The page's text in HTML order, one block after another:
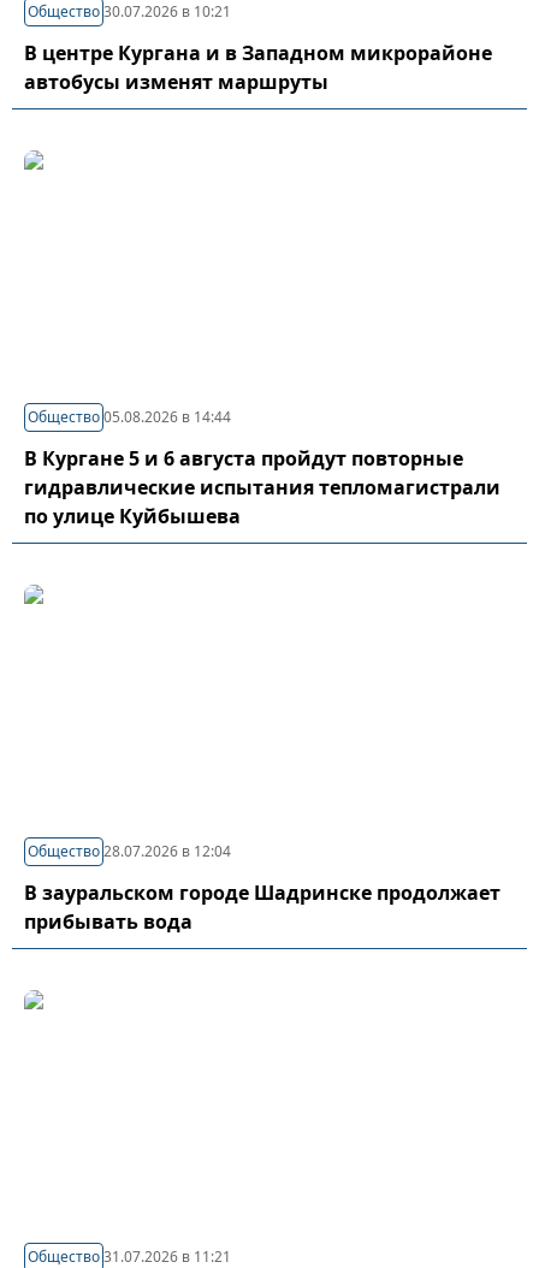
Общество30.07.2026 в 10:21
В центре Кургана и в Западном микрорайоне
автобусы изменят маршруты
Общество05.08.2026 в 14:44
В Кургане 5 и 6 августа пройдут повторные
гидравлические испытания тепломагистрали
по улице Куйбышева
Общество28.07.2026 в 12:04
В зауральском городе Шадринске продолжает
прибывать вода
Общество31.07.2026 в 11:21